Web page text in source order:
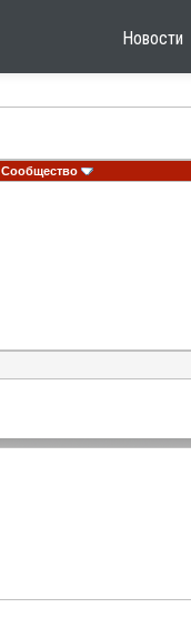
Новости
Сообщество